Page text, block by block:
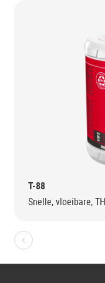
T-88
Snelle, vloeibare,